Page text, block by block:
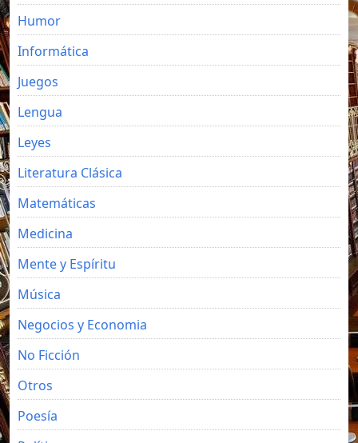
Humor
Informática
Juegos
Lengua
Leyes
Literatura Clásica
Matemáticas
Medicina
Mente y Espíritu
Música
Negocios y Economia
No Ficción
Otros
Poesía